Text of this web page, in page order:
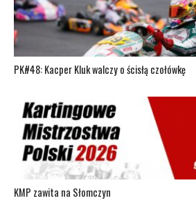
PK#48: Kacper Kluk walczy o ścisłą czołówkę
KMP zawita na Słomczyn